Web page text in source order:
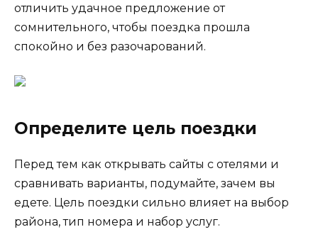
отличить удачное предложение от
сомнительного, чтобы поездка прошла
спокойно и без разочарований.
Определите цель поездки
Перед тем как открывать сайты с отелями и
сравнивать варианты, подумайте, зачем вы
едете. Цель поездки сильно влияет на выбор
района, тип номера и набор услуг.